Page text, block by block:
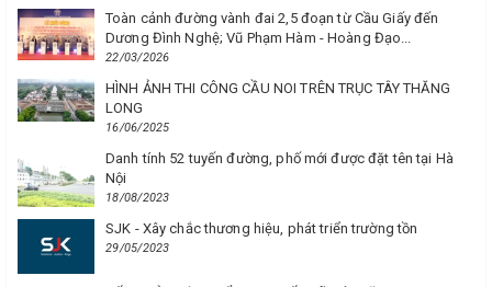
Toàn cảnh đường vành đai 2,5 đoạn từ Cầu Giấy đến
Dương Đình Nghệ; Vũ Phạm Hàm - Hoàng Đạo...
22/03/2026
HÌNH ẢNH THI CÔNG CẦU NOI TRÊN TRỤC TÂY THĂNG
LONG
16/06/2025
Danh tính 52 tuyến đường, phố mới được đặt tên tại Hà
Nội
18/08/2023
SJK - Xây chắc thương hiệu, phát triển trường tồn
29/05/2023